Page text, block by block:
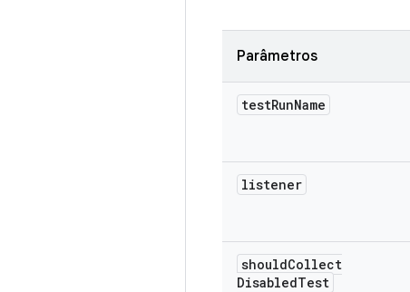
Parâmetros
testRunName
listener
shouldCollect
DisabledTest